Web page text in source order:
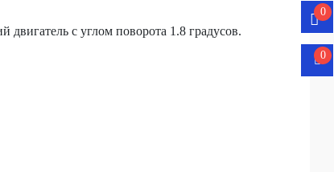
0
0
с углом поворота 1.8 градусов.